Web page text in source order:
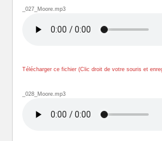
_027_Moore.mp3
Télécharger ce fichier (Clic droit de votre souris et
_028_Moore.mp3